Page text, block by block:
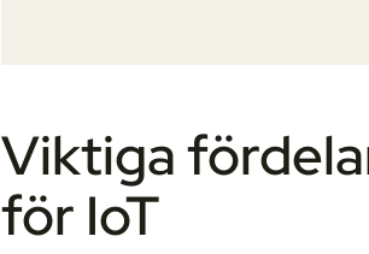
Viktiga
för IoT